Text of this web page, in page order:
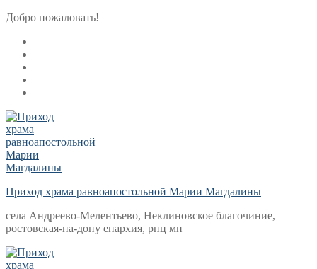
Перейти
содержимому
Меню
Закрыть
Добро пожаловать!
Приход храма равноапостольной Марии Магдалины
села Андреево-Мелентьево, Неклиновское благочиние,
ростовская-на-дону епархия, рпц мп